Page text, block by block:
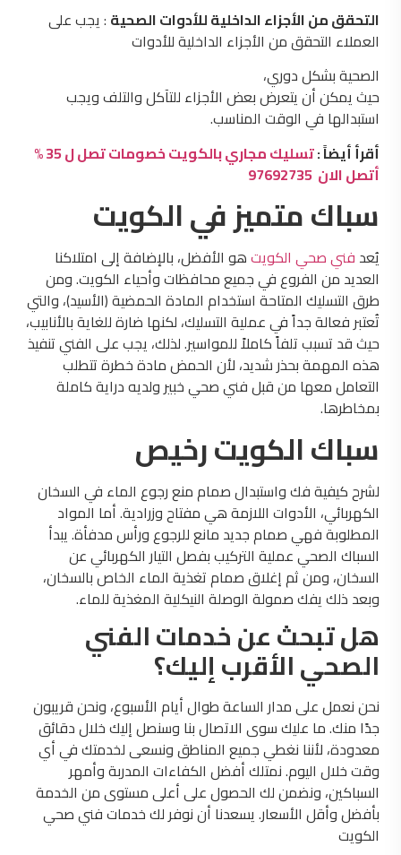
التحقق من الأجزاء الداخلية للأدوات الصحية: يجب على
العملاء التحقق من الأجزاء الداخلية للأدوات
الصحية بشكل دوري،
حيث يمكن أن يتعرض بعض الأجزاء للتآكل والتلف ويجب
استبدالها في الوقت المناسب.
أقرأ أيضاً :
تسليك مجاري بالكويت خصومات تصل ل 35 %
أتصل الان 97692735
سباك متميز في الكويت
يُعدفني صحي الكويتهو الأفضل، بالإضافة إلى امتلاكنا
العديد من الفروع في جميع محافظات وأحياء الكويت. ومن
طرق التسليك المتاحة استخدام المادة الحمضية (الأسيد)، والتي
تُعتبر فعالة جداً في عملية التسليك، لكنها ضارة للغاية بالأنابيب،
حيث قد تسبب تلفاً كاملاً للمواسير. لذلك، يجب على الفني تنفيذ
هذه المهمة بحذر شديد، لأن الحمض مادة خطرة تتطلب
التعامل معها من قبل فني صحي خبير ولديه دراية كاملة
بمخاطرها.
سباك الكويت رخيص
لشرح كيفية فك واستبدال صمام منع رجوع الماء في السخان
الكهربائي، الأدوات اللازمة هي مفتاح وزرادية. أما المواد
المطلوبة فهي صمام جديد مانع للرجوع ورأس مدفأة. يبدأ
السباك الصحي عملية التركيب بفصل التيار الكهربائي عن
السخان، ومن ثم إغلاق صمام تغذية الماء الخاص بالسخان،
وبعد ذلك يفك صمولة الوصلة النيكلية المغذية للماء.
هل تبحث عن خدمات الفني
الصحي الأقرب إليك؟
نحن نعمل على مدار الساعة طوال أيام الأسبوع، ونحن قريبون
جدًا منك. ما عليك سوى الاتصال بنا وسنصل إليك خلال دقائق
معدودة، لأننا نغطي جميع المناطق ونسعى لخدمتك في أي
وقت خلال اليوم. نمتلك أفضل الكفاءات المدربة وأمهر
السباكين، ونضمن لك الحصول على أعلى مستوى من الخدمة
بأفضل وأقل الأسعار. يسعدنا أن نوفر لك خدمات فني صحي
الكويت